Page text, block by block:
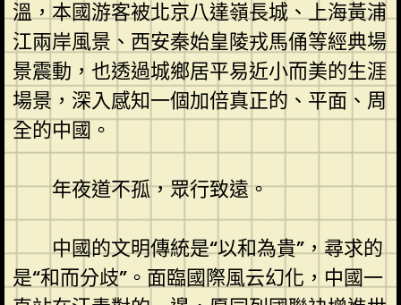
溫，本國游客被北京八達嶺長城、上海黃浦
江兩岸風景、西安秦始皇陵戎馬俑等經典場
景震動，也透過城鄉居平易近小而美的生涯
場景，深入感知一個加倍真正的、平面、周
全的中國。
年夜道不孤，眾行致遠。
中國的文明傳統是“以和為貴”，尋求的
是“和而分歧”。面臨國際風云幻化，中國一